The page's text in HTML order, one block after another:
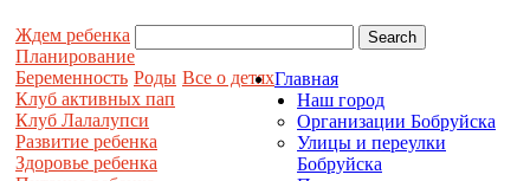
Ждем ребенка
Планирование
Беременность Роды Все о детях
Клуб активных пап
Клуб Лалалупси
Развитие ребенка
Здоровье ребенка
Главная
Наш город
Организации Бобруйска
Улицы и переулки
Бобруйска